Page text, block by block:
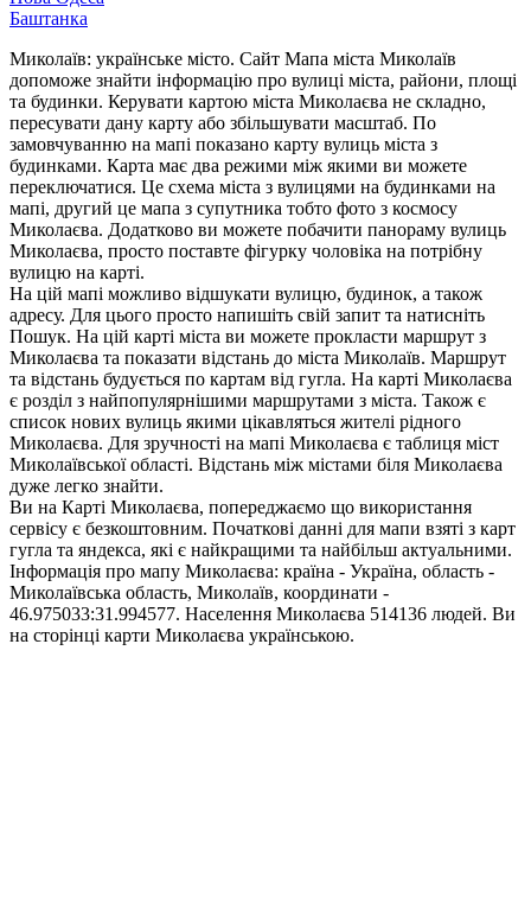
Баштанка
Миколаїв: українське місто. Сайт Мапа міста Миколаїв
допоможе знайти інформацію про вулиці міста, райони, площі
та будинки. Керувати картою міста Миколаєва не складно,
пересувати дану карту або збільшувати масштаб. По
замовчуванню на мапі показано карту вулиць міста з
будинками. Карта має два режими між якими ви можете
переключатися. Це схема міста з вулицями на будинками на
мапі, другий це мапа з супутника тобто фото з космосу
Миколаєва. Додатково ви можете побачити панораму вулиць
Миколаєва, просто поставте фігурку чоловіка на потрібну
вулицю на карті.
На цій мапі можливо відшукати вулицю, будинок, а також
адресу. Для цього просто напишіть свій запит та натисніть
Пошук. На цій карті міста ви можете прокласти маршрут з
Миколаєва та показати відстань до міста Миколаїв. Маршрут
та відстань будується по картам від гугла. На карті Миколаєва
є розділ з найпопулярнішими маршрутами з міста. Також є
список нових вулиць якими цікавляться жителі рідного
Миколаєва. Для зручності на мапі Миколаєва є таблиця міст
Миколаївської області. Відстань між містами біля Миколаєва
дуже легко знайти.
Ви на Карті Миколаєва, попереджаємо що використання
сервісу є безкоштовним. Початкові данні для мапи взяті з карт
гугла та яндекса, які є найкращими та найбільш актуальними.
Інформація про мапу Миколаєва: країна - Україна, область -
Миколаївська область, Миколаїв, координати -
46.975033:31.994577. Населення Миколаєва 514136 людей. Ви
на сторінці карти Миколаєва українською.